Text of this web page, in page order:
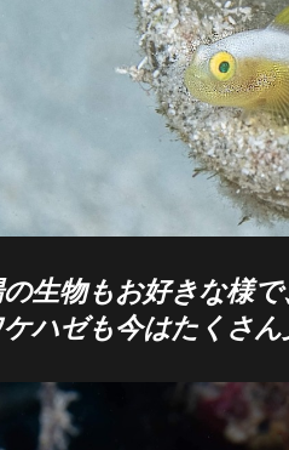
生物もお好きな様で
ハゼも今はたくさ